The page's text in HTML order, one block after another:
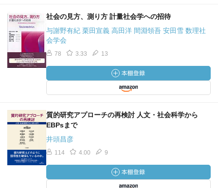
社会の見方、測り方 計量社会学への招待
与謝野有紀 栗田宣義 高田洋 間淵領吾 安田雪 数理社
会学会
78 3.33 13
質的研究アプローチの再検討 人文・社会科学から
EBPsまで
井頭昌彦
114 4.00 9